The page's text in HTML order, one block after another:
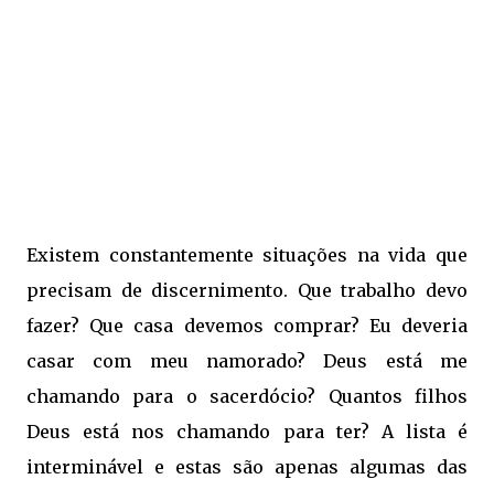
Existem constantemente situações na vida que
precisam de discernimento. Que trabalho devo
fazer? Que casa devemos comprar? Eu deveria
casar com meu namorado? Deus está me
chamando para o sacerdócio? Quantos filhos
Deus está nos chamando para ter? A lista é
interminável e estas são apenas algumas das